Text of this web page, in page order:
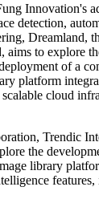
Innovation's
detection,
Dreamland,
aims to explore
of a
platform
cloud
Trendic
the
library